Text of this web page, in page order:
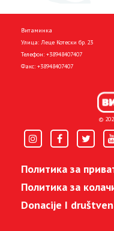
Витаминка
Улица: Леце Котески бр. 23
Телефон: +38948407407
Факс: +38948407407
©
Политика за
Политика за
Donacije I